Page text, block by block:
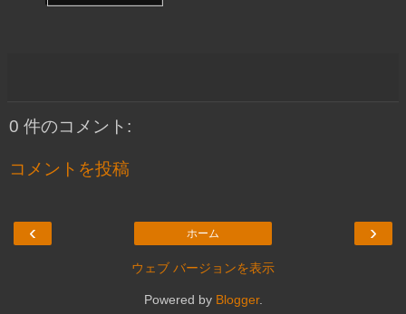
0 件のコメント:
コメントを投稿
‹ ›
ホーム
ウェブ バージョンを表示
Powered by Blogger.